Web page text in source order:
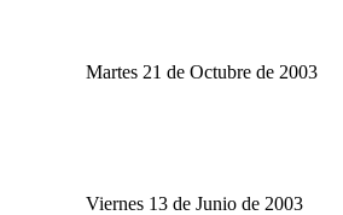
Martes 21 de Octubre de 2003
Viernes 13 de Junio de 2003